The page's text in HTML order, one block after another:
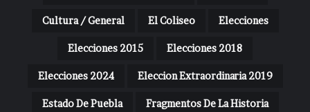
Cultura / General El Coliseo Elecciones
Elecciones 2015 Elecciones 2018
Elecciones 2024 Eleccion Extraordinaria 2019
Estado De Puebla Fragmentos De La Historia